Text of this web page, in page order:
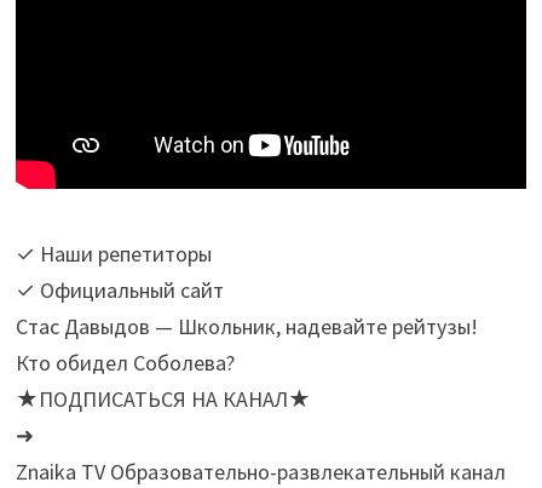
✓ Наши репетиторы
✓ Официальный сайт
Стас Давыдов — Школьник, надевайте рейтузы!
Кто обидел Соболева?
★ПОДПИСАТЬСЯ НА КАНАЛ★
➜
Znaika TV Образовательно-развлекательный канал